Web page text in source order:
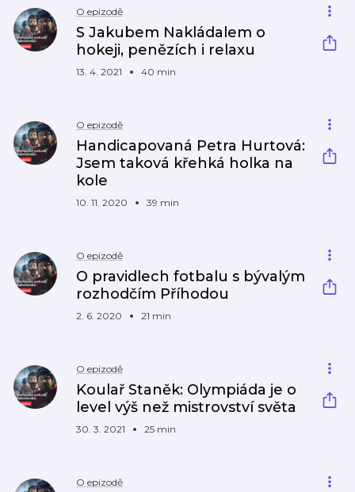
O epizodě
S Jakubem Nakládalem o
hokeji, penězích i relaxu
13. 4. 2021 40 min
O epizodě
Handicapovaná Petra Hurtová:
Jsem taková křehká holka na
kole
10. 11. 2020 39 min
O epizodě
O pravidlech fotbalu s bývalým
rozhodčím Příhodou
2. 6. 2020 21 min
O epizodě
Koulař Staněk: Olympiáda je o
level výš než mistrovství světa
30. 3. 2021 25 min
O epizodě